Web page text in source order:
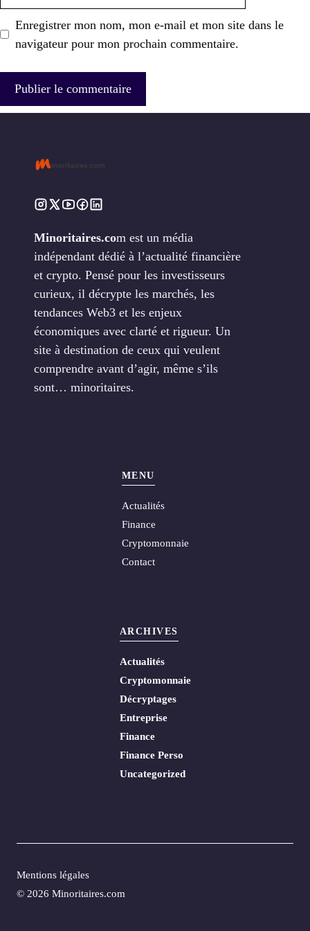
Enregistrer mon nom, mon e-mail et mon site dans le
navigateur pour mon prochain commentaire.
Minoritaires.com est un média
indépendant dédié à l’actualité financière
et crypto. Pensé pour les investisseurs
curieux, il décrypte les marchés, les
tendances Web3 et les enjeux
économiques avec clarté et rigueur. Un
site à destination de ceux qui veulent
comprendre avant d’agir, même s’ils
sont… minoritaires.
MENU
Actualités
Finance
Cryptomonnaie
Contact
ARCHIVES
Actualités
Cryptomonnaie
Décryptages
Entreprise
Finance
Finance Perso
Uncategorized
© 2026 Minoritaires.com
Mentions légales